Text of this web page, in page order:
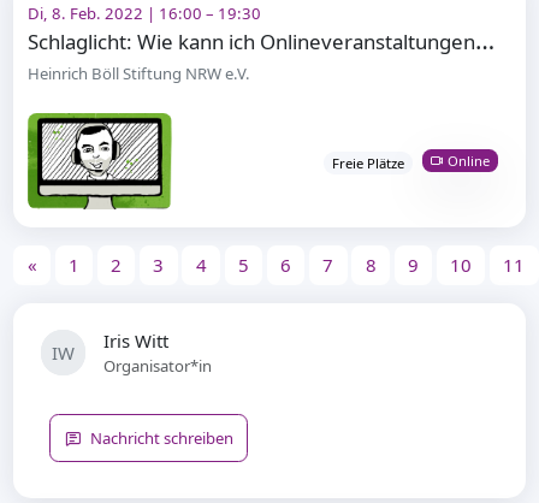
Di, 8. Feb. 2022 | 16:00 – 19:30
S
chlaglicht: Wie kann ich Onlineveranstaltungen aktiver gestalten?
Heinrich Böll Stiftung NRW e.V.
Freie Plätze Online
« 1 2 3 4 5 6 7 8 9 10 11
IW Iris Witt
Organisator*in
Nachricht schreiben